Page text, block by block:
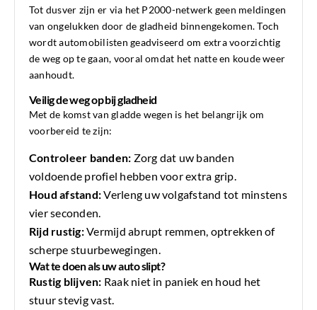
Tot dusver zijn er via het P2000-netwerk geen meldingen
van ongelukken door de gladheid binnengekomen. Toch
wordt automobilisten geadviseerd om extra voorzichtig
de weg op te gaan, vooral omdat het natte en koude weer
aanhoudt.
Veilig de weg op bij gladheid
Met de komst van gladde wegen is het belangrijk om
voorbereid te zijn:
Controleer banden: Zorg dat uw banden
voldoende profiel hebben voor extra grip.
Houd afstand:Verleng uw volgafstand tot minstens
vier seconden.
Rijd rustig:Vermijd abrupt remmen, optrekken of
scherpe stuurbewegingen.
Wat te doen als uw auto slipt?
Rustig blijven: Raak niet in paniek en houd het
stuur stevig vast.